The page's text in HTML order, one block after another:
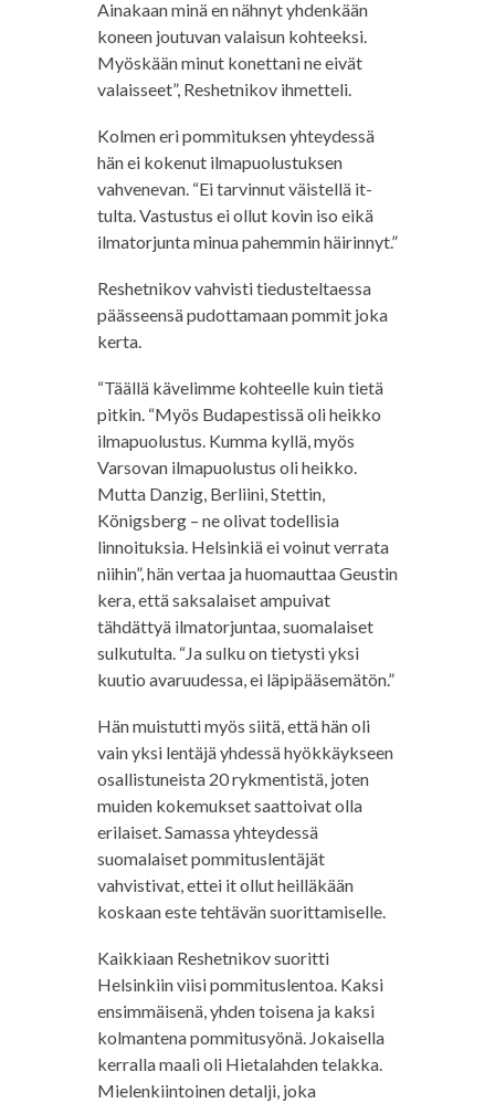
Ainakaan minä en nähnyt yhdenkään
koneen joutuvan valaisun kohteeksi.
Myöskään minut konettani ne eivät
valaisseet”, Reshetnikov ihmetteli.
Kolmen eri pommituksen yhteydessä
hän ei kokenut ilmapuolustuksen
vahvenevan. “Ei tarvinnut väistellä it-
tulta. Vastustus ei ollut kovin iso eikä
ilmatorjunta minua pahemmin häirinnyt.”
Reshetnikov vahvisti tiedusteltaessa
päässeensä pudottamaan pommit joka
kerta.
“Täällä kävelimme kohteelle kuin tietä
pitkin. “Myös Budapestissä oli heikko
ilmapuolustus. Kumma kyllä, myös
Varsovan ilmapuolustus oli heikko.
Mutta Danzig, Berliini, Stettin,
Königsberg – ne olivat todellisia
linnoituksia. Helsinkiä ei voinut verrata
niihin”, hän vertaa ja huomauttaa Geustin
kera, että saksalaiset ampuivat
tähdättyä ilmatorjuntaa, suomalaiset
sulkutulta. “Ja sulku on tietysti yksi
kuutio avaruudessa, ei läpipääsemätön.”
Hän muistutti myös siitä, että hän oli
vain yksi lentäjä yhdessä hyökkäykseen
osallistuneista 20 rykmentistä, joten
muiden kokemukset saattoivat olla
erilaiset. Samassa yhteydessä
suomalaiset pommituslentäjät
vahvistivat, ettei it ollut heilläkään
koskaan este tehtävän suorittamiselle.
Kaikkiaan Reshetnikov suoritti
Helsinkiin viisi pommituslentoa. Kaksi
ensimmäisenä, yhden toisena ja kaksi
kolmantena pommitusyönä. Jokaisella
kerralla maali oli Hietalahden telakka.
Mielenkiintoinen detalji, joka